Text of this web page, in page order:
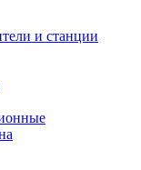
и станции